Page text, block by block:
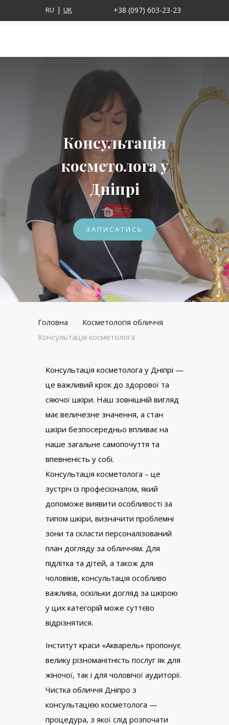
RU UK +38 (097) 603-23-23
Консультація
косметолога у
Дніпрі
ЗАПИСАТИСЬ
Головна
Косметологія обличчя
Консультація косметолога
Консультація косметолога у Дніпрі —
це важливий крок до здорової та
сяючої шкіри. Наш зовнішній вигляд
має величезне значення, а стан
шкіри безпосередньо впливає на
наше загальне самопочуття та
впевненість у собі.
Консультація косметолога – це
зустріч із професіоналом, який
допоможе виявити особливості за
типом шкіри, визначити проблемні
зони та скласти персоналізований
план догляду за обличчям. Для
підлітка та дітей, а також для
чоловіків, консультація особливо
важлива, оскільки догляд за шкірою
у цих категорій може суттєво
відрізнятися.
Інститут краси «Акварель» пропонує
велику різноманітність послуг як для
жіночої, так і для чоловічої аудиторії.
Чистка обличчя Дніпро з
консультацією косметолога —
процедура, з якої слід розпочати